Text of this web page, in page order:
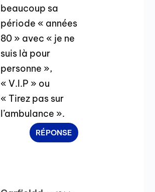
beaucoup sa
période « années
80 » avec « je ne
suis là pour
personne »,
« V.I.P » ou
« Tirez pas sur
l’ambulance ».
RÉPONSE